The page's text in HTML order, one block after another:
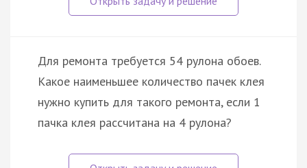
Для ремонта требуется 54 рулона обоев.
Какое наименьшее количество пачек клея
нужно купить для такого ремонта, если 1
пачка клея рассчитана на 4 рулона?